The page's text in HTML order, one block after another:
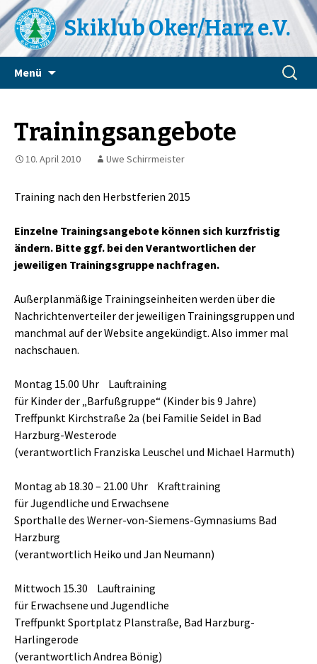
Skiklub Oker/Harz e.V.
Menü
Suchen
nach:
Trainingsangebote
10. April 2010 Uwe Schirrmeister
Training nach den Herbstferien 2015
Einzelne Trainingsangebote können sich kurzfristig
ändern. Bitte ggf. bei den Verantwortlichen der
jeweiligen Trainingsgruppe nachfragen.
Außerplanmäßige Trainingseinheiten werden über die
Nachrichtenverteiler der jeweiligen Trainingsgruppen und
manchmal auf der Website angekündigt. Also immer mal
nachschauen.
Montag 15.00 Uhr Lauftraining
für Kinder der „Barfußgruppe“ (Kinder bis 9 Jahre)
Treffpunkt Kirchstraße 2a (bei Familie Seidel in Bad
Harzburg-Westerode
(verantwortlich Franziska Leuschel und Michael Harmuth)
Montag ab 18.30 – 21.00 Uhr Krafttraining
für Jugendliche und Erwachsene
Sporthalle des Werner-von-Siemens-Gymnasiums Bad
Harzburg
(verantwortlich Heiko und Jan Neumann)
Mittwoch 15.30 Lauftraining
für Erwachsene und Jugendliche
Treffpunkt Sportplatz Planstraße, Bad Harzburg-
Harlingerode
(verantwortlich Andrea Bönig)